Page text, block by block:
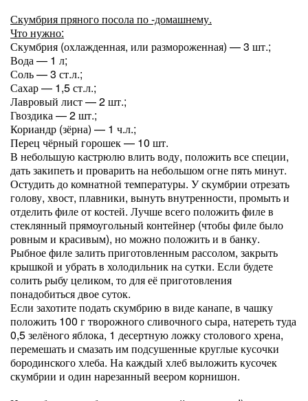
Скумбрия пряного посола по -домашнему.
Что нужно:
Скумбрия (охлажденная, или размороженная) — 3 шт.;
Вода — 1 л;
Соль — 3 ст.л.;
Сахар — 1,5 ст.л.;
Лавровый лист — 2 шт.;
Гвоздика — 2 шт.;
Кориандр (зёрна) — 1 ч.л.;
Перец чёрный горошек — 10 шт.
В небольшую кастрюлю влить воду, положить все специи,
дать закипеть и проварить на небольшом огне пять минут.
Остудить до комнатной температуры. У скумбрии отрезать
голову, хвост, плавники, вынуть внутренности, промыть и
отделить филе от костей. Лучше всего положить филе в
стеклянный прямоугольный контейнер (чтобы филе было
ровным и красивым), но можно положить и в банку.
Рыбное филе залить приготовленным рассолом, закрыть
крышкой и убрать в холодильник на сутки. Если будете
солить рыбу целиком, то для её приготовления
понадобиться двое суток.
Если захотите подать скумбрию в виде канапе, в чашку
положить 100 г творожного сливочного сыра, натереть туда
0,5 зелёного яблока, 1 десертную ложку столового хрена,
перемешать и смазать им подсушенные круглые кусочки
бородинского хлеба. На каждый хлеб выложить кусочек
скумбрии и один нарезанный веером корнишон.